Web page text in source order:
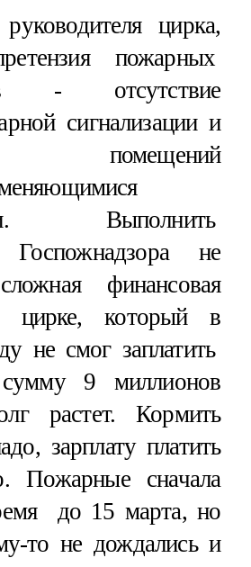
цирка,
пожарных
- отсутствие
сигнализации и
помещений
Выполнить
Госпожнадзора не
финансовая
цирке, который в
не смог заплатить
9 миллионов
растет. Кормить
зарплату платить
Пожарные сначала
до 15 марта, но
то не дождались и